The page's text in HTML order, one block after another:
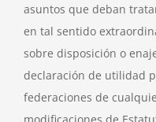
asuntos que deban
en tal sentido
sobre disposición o
declaración de utilidad
federaciones de